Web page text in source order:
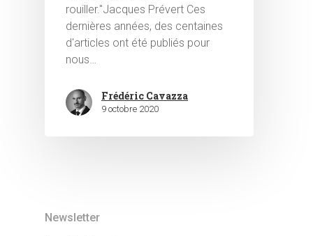
rouiller."Jacques Prévert Ces
dernières années, des centaines
d'articles ont été publiés pour
nous…
Frédéric Cavazza
9 octobre 2020
Newsletter